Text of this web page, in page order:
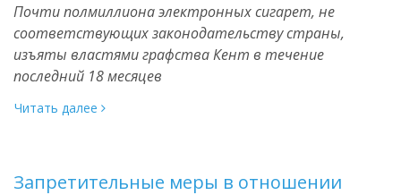
Почти полмиллиона электронных сигарет, не
соответствующих законодательству страны,
изъяты властями графства Кент в течение
последний 18 месяцев
Читать далее
Запретительные меры в отношении